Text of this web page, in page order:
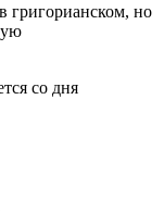
григорианском, но
со дня